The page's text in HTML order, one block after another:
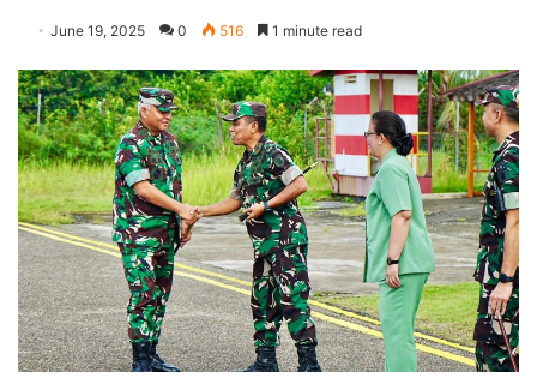
June 19, 2025 0 516 1 minute read